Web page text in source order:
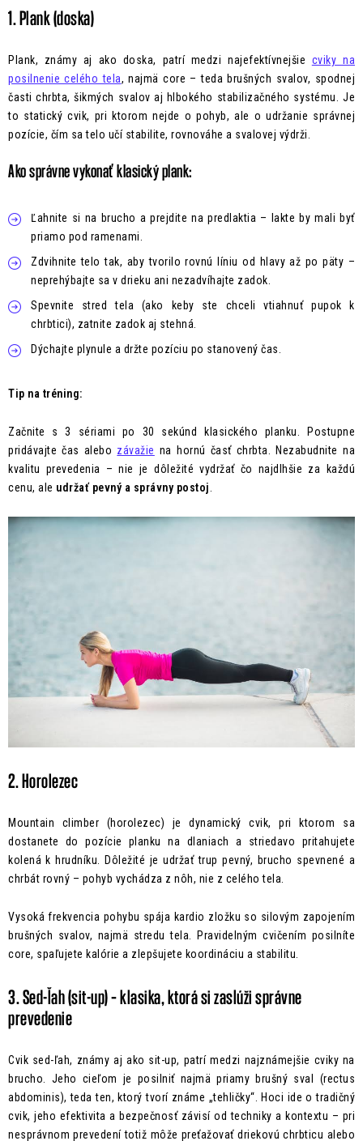
1. Plank (doska)
Plank, známy aj ako doska, patrí medzi najefektívnejšie cviky na
posilnenie celého tela, najmä core – teda brušných svalov, spodnej
časti chrbta, šikmých svalov aj hlbokého stabilizačného systému. Je
to statický cvik, pri ktorom nejde o pohyb, ale o udržanie správnej
pozície, čím sa telo učí stabilite, rovnováhe a svalovej výdrži.
Ako správne vykonať klasický plank:
Ľahnite si na brucho a prejdite na predlaktia – lakte by mali byť
priamo pod ramenami.
Zdvihnite telo tak, aby tvorilo rovnú líniu od hlavy až po päty –
neprehýbajte sa v drieku ani nezadvíhajte zadok.
Spevnite stred tela (ako keby ste chceli vtiahnuť pupok k
chrbtici), zatnite zadok aj stehná.
Dýchajte plynule a držte pozíciu po stanovený čas.
Tip na tréning:
Začnite s 3 sériami po 30 sekúnd klasického planku. Postupne
pridávajte čas alebo závažie na hornú časť chrbta. Nezabudnite na
kvalitu prevedenia – nie je dôležité vydržať čo najdlhšie za každú
cenu, ale udržať pevný a správny postoj
2. Horolezec
Mountain climber (horolezec) je dynamický cvik, pri ktorom sa
dostanete do pozície planku na dlaniach a striedavo pritahujete
kolená k hrudníku. Dôležité je udržať trup pevný, brucho spevnené a
chrbát rovný – pohyb vychádza z nôh, nie z celého tela.
Vysoká frekvencia pohybu spája kardio zložku so silovým zapojením
brušných svalov, najmä stredu tela. Pravidelným cvičením posilníte
core, spaľujete kalórie a zlepšujete koordináciu a stabilitu.
3. Sed-ľah (sit-up) – klasika, ktorá si zaslúži správne
prevedenie
Cvik sed-ľah, známy aj ako sit-up, patrí medzi najznámejšie cviky na
brucho. Jeho cieľom je posilniť najmä priamy brušný sval (rectus
abdominis), teda ten, ktorý tvorí známe „tehličky“. Hoci ide o tradičný
cvik, jeho efektivita a bezpečnosť závisí od techniky a kontextu – pri
nesprávnom prevedení totiž môže preťažovať driekovú chrbticu alebo